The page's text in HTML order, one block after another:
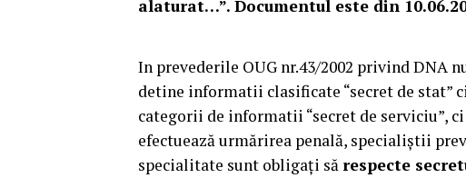
alaturat…”. Documentul este din
In prevederile OUG nr.43/2002 privind DNA
detine informatii clasificate “secret de
categorii de informatii “secret de serviciu”,
efectuează urmărirea penală, specialiştii
specialitate sunt obligaţi sărespecte